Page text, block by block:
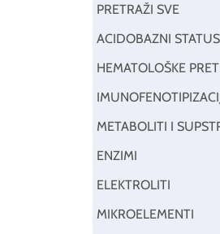
PRETRAŽI SVE
ACIDOBAZNI STATUS
HEMATOLOŠKE
METABOLITI I
ENZIMI
ELEKTROLITI
MIKROELEMENTI